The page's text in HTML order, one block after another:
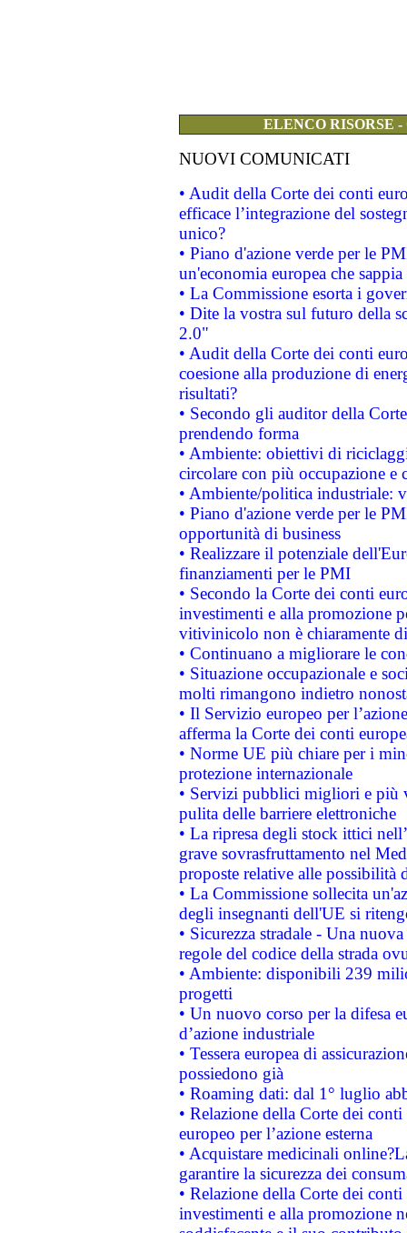
ELENCO RISORSE
NUOVI COMUNICATI
• Audit della Corte dei conti
efficace l’integrazione del
unico?
• Piano d'azione verde per le
un'economia europea che
• La Commissione esorta i
• Dite la vostra sul futuro della
2.0"
• Audit della Corte dei conti
coesione alla produzione di
risultati?
• Secondo gli auditor della
prendendo forma
• Ambiente: obiettivi di
circolare con più occupazione e
• Ambiente/politica industriale:
• Piano d'azione verde per le
opportunità di business
• Realizzare il potenziale
finanziamenti per le PMI
• Secondo la Corte dei conti
investimenti e alla promozione
vitivinicolo non è chiaramente
• Continuano a migliorare le
• Situazione occupazionale e
molti rimangono indietro
• Il Servizio europeo per
afferma la Corte dei conti
• Norme UE più chiare per i
protezione internazionale
• Servizi pubblici migliori e più
pulita delle barriere elettroniche
• La ripresa degli stock ittici
grave sovrasfruttamento nel
proposte relative alle possibilità
• La Commissione sollecita
degli insegnanti dell'UE si
• Sicurezza stradale - Una
regole del codice della strada
• Ambiente: disponibili 239
progetti
• Un nuovo corso per la difesa
d’azione industriale
• Tessera europea di
possiedono già
• Roaming dati: dal 1° luglio
• Relazione della Corte dei
europeo per l’azione esterna
• Acquistare medicinali
garantire la sicurezza dei
• Relazione della Corte dei
investimenti e alla promozione